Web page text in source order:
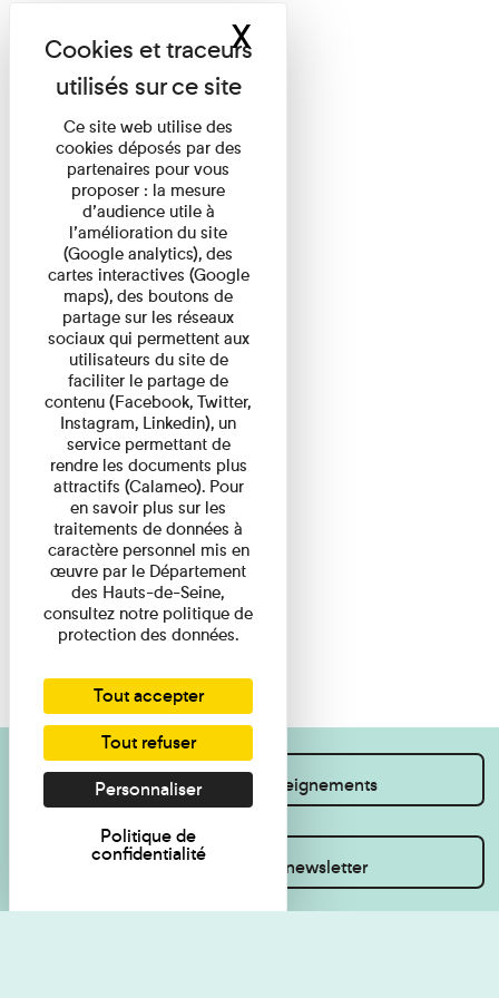
Je souhaite des renseignements
Inscrivez-vous à la newsletter
Ce site web utilise des
cookies déposés par des
partenaires pour vous
proposer : la mesure
d’audience utile à
l’amélioration du site
(Google analytics), des
cartes interactives (Google
maps), des boutons de
partage sur les réseaux
sociaux qui permettent aux
utilisateurs du site de
faciliter le partage de
contenu (Facebook, Twitter,
Instagram, Linkedin), un
service permettant de
rendre les documents plus
attractifs (Calameo). Pour
en savoir plus sur les
traitements de données à
caractère personnel mis en
œuvre par le Département
des Hauts-de-Seine,
consultez notre politique de
protection des données.
Tout accepter
Tout refuser
Personnaliser
Politique de
confidentialité
XMasquer le